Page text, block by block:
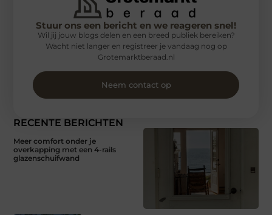
RECENTE BERICHTEN
Meer comfort onder je
overkapping met een 4-rails
glazenschuifwand
Stuur ons een bericht en we reageren snel!
Wil jij jouw blogs delen en een breed publiek bereiken?
Wacht niet langer en registreer je vandaag nog op
Grotemarktberaad.nl
Neem contact op